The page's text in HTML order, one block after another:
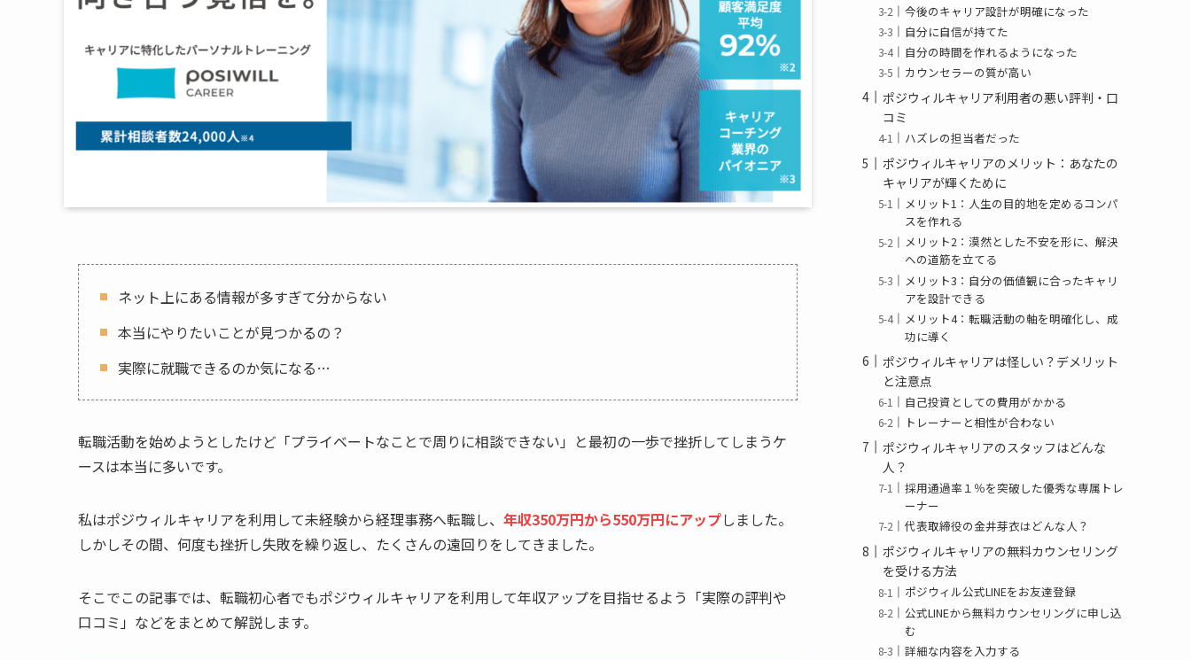
ネット上にある情報が多すぎて分からない
本当にやりたいことが見つかるの？
実際に就職できるのか気になる…
転職活動を始めようとしたけど「プライベートなことで周りに相談できない」と最初の一歩で挫折してしまうケ
ースは本当に多いです。
私はポジウィルキャリアを利用して未経験から経理事務へ転職し、 年収350万円から550万円にアップしました。
しかしその間、何度も挫折し失敗を繰り返し、たくさんの遠回りをしてきました。
そこでこの記事では、転職初心者でもポジウィルキャリアを利用して年収アップを目指せるよう「実際の評判や
口コミ」などをまとめて解説します。
今後のキャリア設計が明確になった
自分に自信が持てた
自分の時間を作れるようになった
カウンセラーの質が高い
ポジウィルキャリア利用者の悪い評判・口
コミ
ハズレの担当者だった
ポジウィルキャリアのメリット：あなたの
キャリアが輝くために
メリット1：人生の目的地を定めるコンパ
スを作れる
メリット2：漠然とした不安を形に、解決
への道筋を立てる
メリット3：自分の価値観に合ったキャリ
アを設計できる
メリット4：転職活動の軸を明確化し、成
功に導く
ポジウィルキャリアは怪しい？デメリット
と注意点
自己投資としての費用がかかる
トレーナーと相性が合わない
ポジウィルキャリアのスタッフはどんな
人？
採用通過率１％を突破した優秀な専属トレ
ーナー
代表取締役の金井芽衣はどんな人？
ポジウィルキャリアの無料カウンセリング
を受ける方法
ポジウィル公式LINEをお友達登録
公式LINEから無料カウンセリングに申し込
む
詳細な内容を入力する